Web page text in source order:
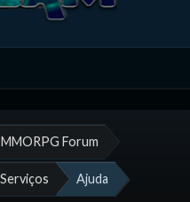
Forum
Ajuda